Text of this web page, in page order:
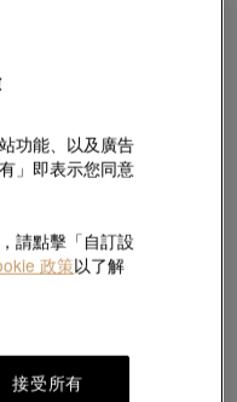
999.9黃金駿馬頸鍊
HK$33,626
HK$31,944
功能、以及廣告
」即表示您同意
請點擊「自訂設
政策以了解
接受所有